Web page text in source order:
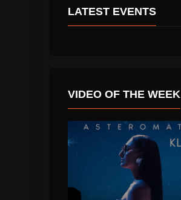
LATEST EVENTS
VIDEO OF THE WEEK